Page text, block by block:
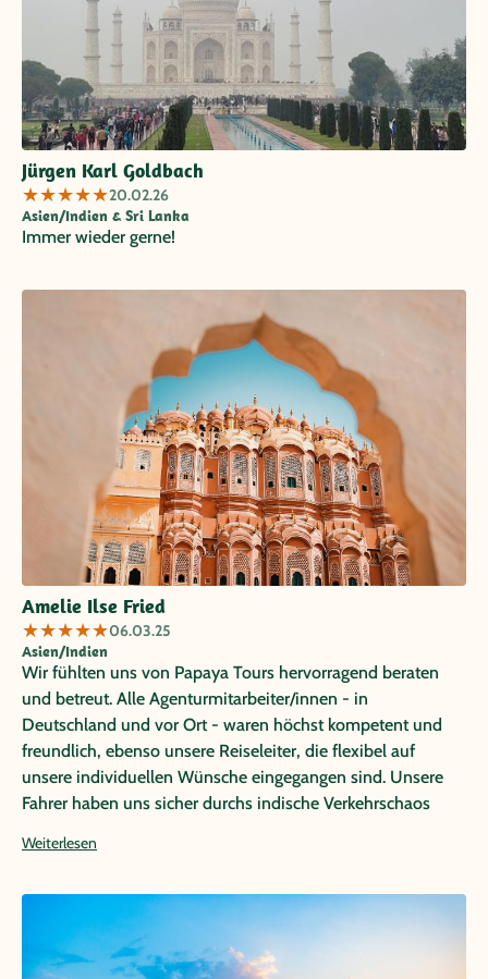
Jürgen Karl Goldbach
★★★★★20.02.26
Asien/Indien & Sri Lanka
Immer wieder gerne!
Amelie Ilse Fried
★★★★★06.03.25
Asien/Indien
Wir fühlten uns von Papaya Tours hervorragend beraten
und betreut. Alle Agenturmitarbeiter/innen - in
Deutschland und vor Ort - waren höchst kompetent und
freundlich, ebenso unsere Reiseleiter, die flexibel auf
unsere individuellen Wünsche eingegangen sind. Unsere
Fahrer haben uns sicher durchs indische Verkehrschaos
Aktivitäten haben unsere Erwartungen noch übertroffen.
zufriedenstellend bis sehr gut. Wir würden Papaya Tours
jederzeit wieder mit der Planung einer Individualreise
beauftragen! Vielen Dank für alles!
Weiterlesen